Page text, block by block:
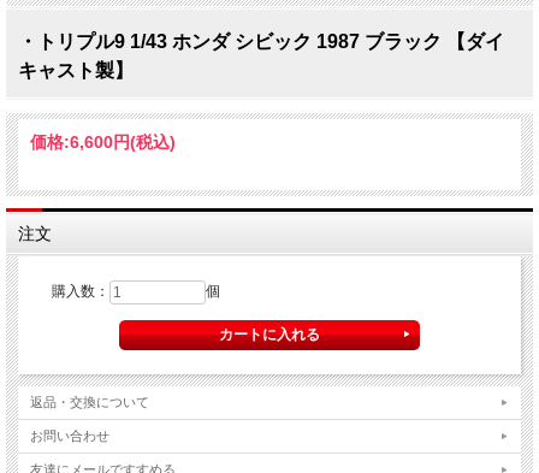
・トリプル9 1/43 ホンダ シビック 1987 ブラック 【ダイ
キャスト製】
価格:6,600円(税込)
注文
購入数： 個
返品・交換について
お問い合わせ
友達にメールですすめる